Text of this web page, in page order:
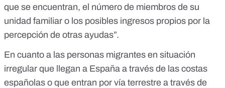
que se encuentran, el número de miembros de su
unidad familiar o los posibles ingresos propios por la
percepción de otras ayudas”.
En cuanto a las personas migrantes en situación
irregular que llegan a España a través de las costas
españolas o que entran por vía terrestre a través de